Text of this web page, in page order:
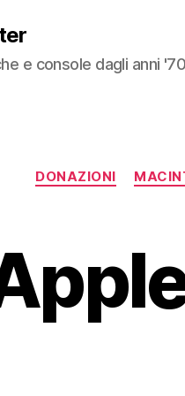
e console dagli anni
DONAZIONI